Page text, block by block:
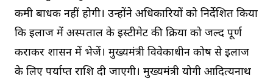
कमी बाधक नहीं होगी। उन्होंने अधिकारियों को निर्देशित किया
कि इलाज में अस्पताल के इस्टीमेट की प्रक्रिया को जल्द पूर्ण
कराकर शासन में भेजें। मुख्यमंत्री विवेकाधीन कोष से इलाज
के लिए पर्याप्त राशि दी जाएगी। मुख्यमंत्री योगी आदित्यनाथ